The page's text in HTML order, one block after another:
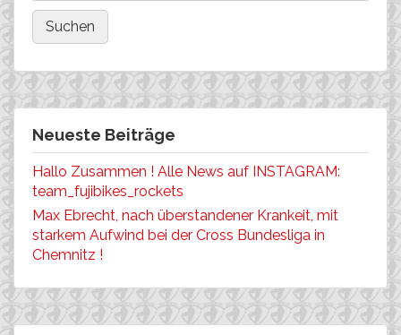
Neueste Beiträge
Hallo Zusammen ! Alle News auf INSTAGRAM:
team_fujibikes_rockets
Max Ebrecht, nach überstandener Krankeit, mit
starkem Aufwind bei der Cross Bundesliga in
Chemnitz !